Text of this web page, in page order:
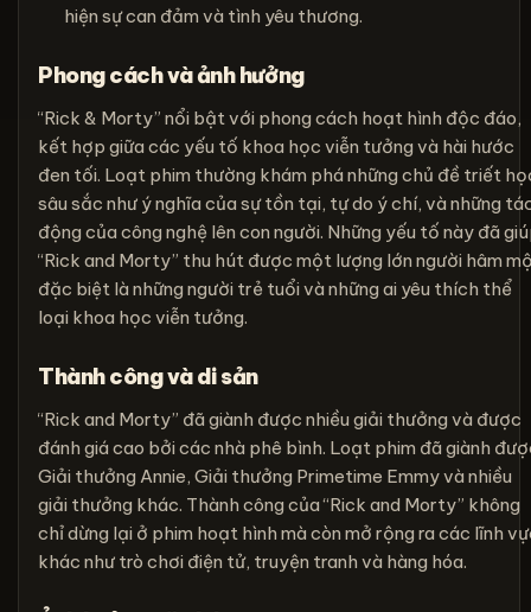
hiện sự can đảm và tình yêu thương.
Phong cách và ảnh hưởng
“Rick & Morty” nổi bật với phong cách hoạt hình độc đáo,
kết hợp giữa các yếu tố khoa học viễn tưởng và hài hước
đen tối. Loạt phim thường khám phá những chủ đề triết
sâu sắc như ý nghĩa của sự tồn tại, tự do ý chí, và những
động của công nghệ lên con người. Những yếu tố này đã
“Rick and Morty” thu hút được một lượng lớn người hâm
đặc biệt là những người trẻ tuổi và những ai yêu thích thể
loại khoa học viễn tưởng.
Thành công và di sản
“Rick and Morty” đã giành được nhiều giải thưởng và được
đánh giá cao bởi các nhà phê bình. Loạt phim đã giành
Giải thưởng Annie, Giải thưởng Primetime Emmy và nhiều
giải thưởng khác. Thành công của “Rick and Morty” không
chỉ dừng lại ở phim hoạt hình mà còn mở rộng ra các lĩnh
khác như trò chơi điện tử, truyện tranh và hàng hóa.